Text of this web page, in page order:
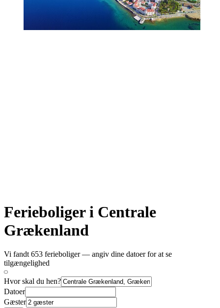
Ferieboliger i Centrale
Grækenland
Vi fandt 653 ferieboliger — angiv dine datoer for at se
tilgængelighed
Hvor skal du hen?
Datoer
Gæster